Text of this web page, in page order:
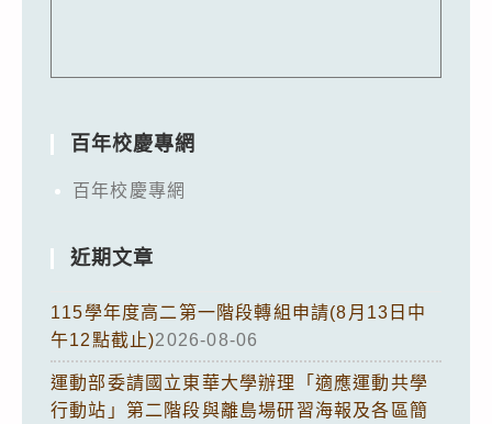
百年校慶專網
百年校慶專網
近期文章
115學年度高二第一階段轉組申請(8月13日中
午12點截止)2026-08-06
運動部委請國立東華大學辦理「適應運動共學
行動站」第二階段與離島場研習海報及各區簡